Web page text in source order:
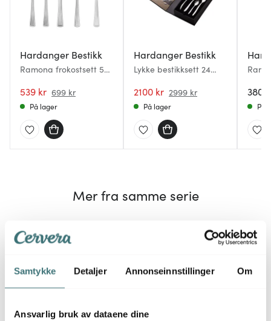
Samtykke Detaljer Annonseinnstillinger Om
Ansvarlig bruk av dataene dine
Hardanger Bestikk
Ramona frokostsett 5
539 kr 699 kr
På lager
Hardanger Bestikk
Lykke bestikksett 24
2100 kr 2999 kr
På lager På
Mer fra samme serie
25%